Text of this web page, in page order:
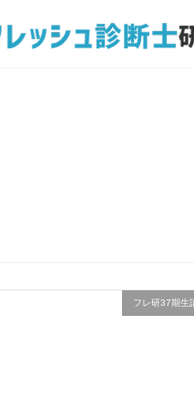
フレ研37期生